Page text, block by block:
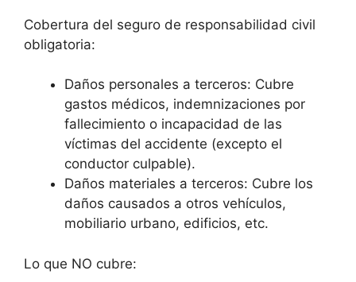
Cobertura del seguro de responsabilidad civil
obligatoria:
Daños personales a terceros: Cubre
gastos médicos, indemnizaciones por
fallecimiento o incapacidad de las
víctimas del accidente (excepto el
conductor culpable).
Daños materiales a terceros: Cubre los
daños causados a otros vehículos,
mobiliario urbano, edificios, etc.
Lo que NO cubre: